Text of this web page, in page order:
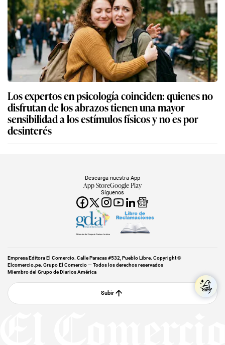
Los expertos en psicología coinciden: quienes no
disfrutan de los abrazos tienen una mayor
sensibilidad a los estímulos físicos y no es por
desinterés
Síguenos
Descarga nuestra App
App StoreGoogle Play
Miembro del Grupo de Diarios América
Empresa Editora El Comercio. Calle Paracas #532, Pueblo Libre. Copyright ©
Elcomercio.pe. Grupo El Comercio — Todos los derechos reservados
Miembro del Grupo de Diarios América
Subir